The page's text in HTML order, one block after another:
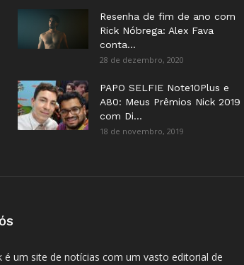
Resenha de fim de ano com
Rick Nóbrega: Alex Fava
conta...
28 de dezembro, 2020
PAPO SELFIE Note10Plus e
A80: Meus Prêmios Nick 2019
com Di...
18 de novembro, 2019
é um site de notícias com um vasto editorial de